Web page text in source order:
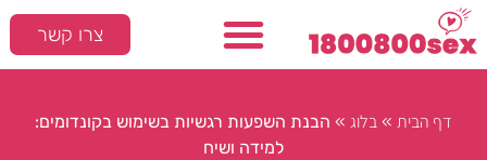
צרו קשר
דף הבית » בלוג » הבנת השפעות רגשיות בשימוש בקונדומים:
למידה ושיח